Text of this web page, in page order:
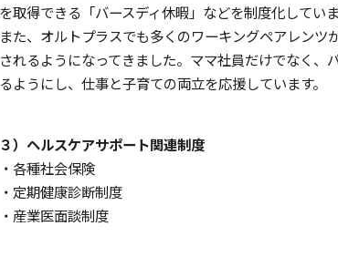
を取得できる「バースディ休暇」などを制度化していま
また、オルトプラスでも多くのワーキングペアレン
されるようになってきました。ママ社員だけでなく
るようにし、仕事と子育ての両立を応援しています。
３）ヘルスケアサポート関連制度
・各種社会保険
・定期健康診断制度
・産業医面談制度